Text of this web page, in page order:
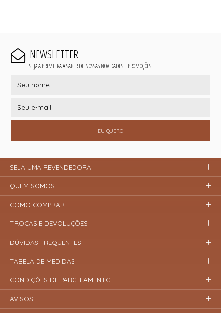
NEWSLETTER
SEJA A PRIMEIRA A SABER DE NOSSAS NOVIDADES E PROMOÇÕES!
EU QUERO
SEJA UMA REVENDEDORA
QUEM SOMOS
COMO COMPRAR
TROCAS E DEVOLUÇÕES
DÚVIDAS FREQUENTES
TABELA DE MEDIDAS
CONDIÇÕES DE PARCELAMENTO
AVISOS